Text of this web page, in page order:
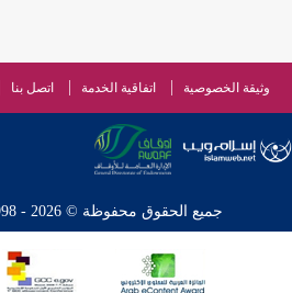
وثيقة الخصوصية اتفاقية الخدمة اتصل بنا
جميع الحقوق محفوظة © 2026 - 1998 لشبكة إسلام ويب